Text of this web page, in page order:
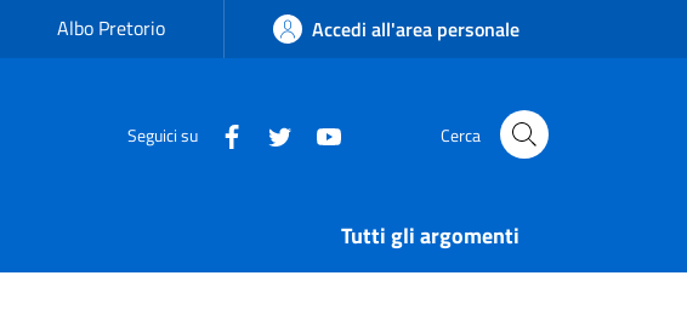
Albo Pretorio Accedi all'area personale
Seguici su Cerca
Tutti gli argomenti